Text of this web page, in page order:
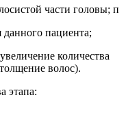
части головы; п
данного пациента;
количества
волос).
этапа: